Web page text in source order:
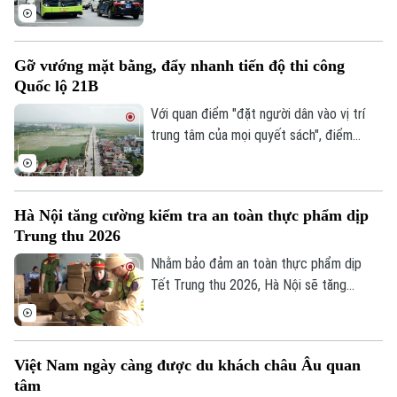
Golf
Sao
Điện ảnh
Thời trang
Âm nhạc
từng bước hướng tới kiểm soát ô nhiễm
Gỡ vướng mặt bằng, đẩy nhanh tiến độ thi công
Quốc lộ 21B
Với quan điểm "đặt người dân vào vị trí
trung tâm của mọi quyết sách", điểm
công "nút thắt" mặt bằng kéo dài, dự án
các đơn vị dồn lực đẩy nhanh tiến độ,
khẩn trương hoàn thiện hạ tầng để đưa
Hà Nội tăng cường kiểm tra an toàn thực phẩm dịp
Trung thu 2026
Nhằm bảo đảm an toàn thực phẩm dịp
Tết Trung thu 2026, Hà Nội sẽ tăng
không rõ nguồn gốc.
Việt Nam ngày càng được du khách châu Âu quan
tâm